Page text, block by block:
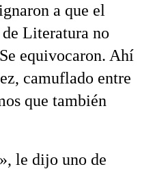
a que el
Literatura no
equivocaron. Ahí
camuflado entre
que también
le dijo uno de